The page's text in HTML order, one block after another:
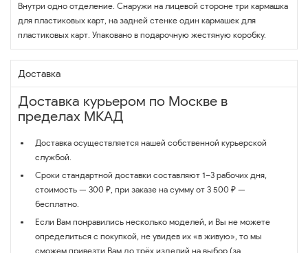
Внутри одно отделение. Снаружи на лицевой стороне три кармашка
для пластиковых карт, на задней стенке один кармашек для
пластиковых карт. Упаковано в подарочную жестяную коробку.
Доставка
Доставка курьером по Москве в
пределах МКАД
Доставка осуществляется нашей собственной курьерской
службой.
Сроки стандартной доставки составляют 1–3 рабочих дня,
стоимость — 300 ₽, при заказе на сумму от 3 500 ₽ —
бесплатно.
Если Вам понравились несколько моделей, и Вы не можете
определиться с покупкой, не увидев их «в живую», то мы
сможем привезти Вам до трёх изделий на выбор (за